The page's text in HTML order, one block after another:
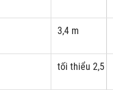
3,4 m
tối thiểu 2,5